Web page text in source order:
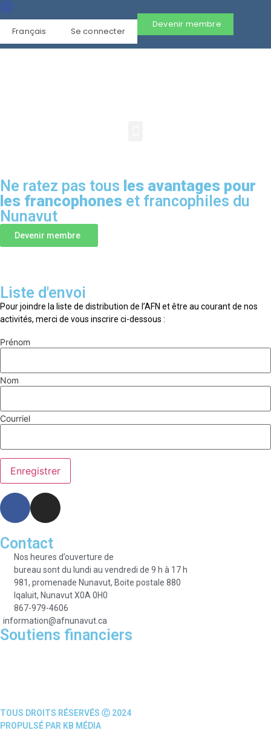
Français Se connecter
Devenir membre
Ne ratez pas tous les avantages pour
les francophones et francophiles du
Nunavut
Devenir membre
Liste d'envoi
Pour joindre la liste de distribution de l’AFN et être au courant de nos
activités, merci de vous inscrire ci-dessous :
Prénom
Nom
Courriel
Contact
Nos heures d’ouverture de
bureau sont du lundi au vendredi de 9 h à 17 h
981, promenade Nunavut, Boite postale 880
Iqaluit, Nunavut X0A 0H0
867-979-4606
information@afnunavut.ca
Soutiens financiers
TOUS DROITS RÉSERVÉS Ⓒ 2024
PROPULSÉ PAR KB MÉDIA